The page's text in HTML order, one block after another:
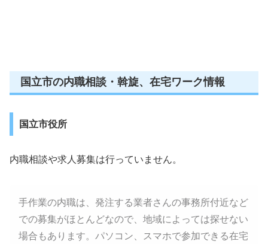
国立市の内職相談・斡旋、在宅ワーク情報
国立市役所
内職相談や求人募集は行っていません。
手作業の内職は、発注する業者さんの事務所付近など
での募集がほとんどなので、地域によっては探せない
場合もあります。パソコン、スマホで参加できる在宅